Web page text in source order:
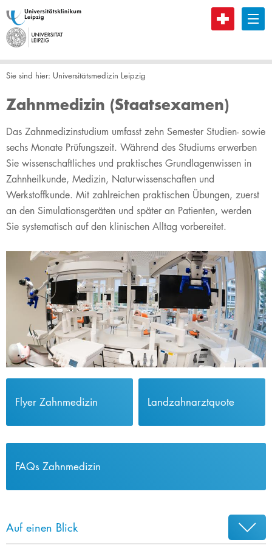
B
Sie sind hier: Universitätsmedizin Leipzig
Zahnmedizin (Staatsexamen)
​​​​​​​​​​​​​​​​​​​​​​​​​​​​​​​​​​​​​​​​​​​​​​​​​​​​​​​​​​​​​​​​​​​​​​​​​​​​​​​​​​​​Das Zahnmedizinstudium umfasst zehn Semester Studien- sowie
sechs Monate Prüfungszeit. Während des Studiums erwerben
Sie wissenschaftliches und praktisches Grundlagenwissen in
Zahnheilkunde, Medizin, Naturwissenschaften und
Werkstoffkunde. Mit zahlreichen praktischen Übungen, zuerst
an den Simulationsgeräten und später an Patienten, werden
Sie systematisch auf den klinischen Alltag vorbereitet.
Flyer Zahnmedizin Landzahnarztquote
FAQs Zahnmedizin
Auf einen Blick